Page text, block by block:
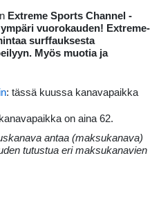
Extreme Sports Channel -
vuorokauden! Extreme-
surffauksesta
Myös muotia ja
: tässä kuussa kanavapaikka
on aina 62.
antaa (maksukanava)
tutustua eri maksukanavien